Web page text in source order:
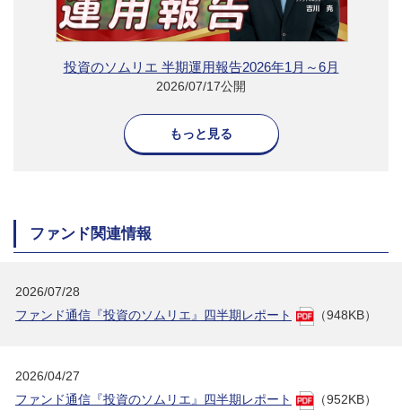
投資のソムリエ 半期運用報告2026年1月～6月
2026/07/17公開
もっと見る
ファンド関連情報
2026/07/28
ファンド通信『投資のソムリエ』四半期レポート
（948KB）
2026/04/27
ファンド通信『投資のソムリエ』四半期レポート
（952KB）